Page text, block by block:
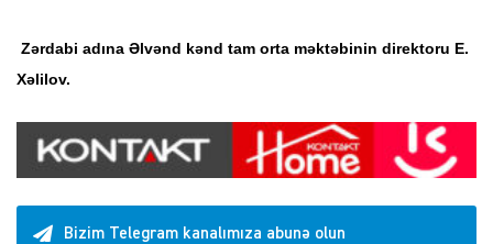
Zərdabi adına Əlvənd kənd tam orta məktəbinin direktoru E.
Xəlilov.
Bizim Telegram kanalımıza abunə olun